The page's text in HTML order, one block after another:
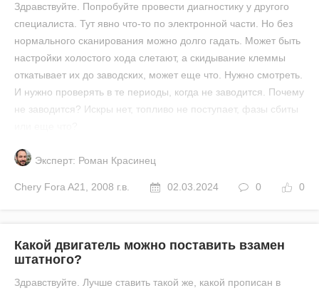
Здравствуйте. Попробуйте провести диагностику у другого
специалиста. Тут явно что-то по электронной части. Но без
нормального сканирования можно долго гадать. Может быть
настройки холостого хода слетают, а скидывание клеммы
откатывает их до заводских, может еще что. Нужно смотреть.
И нужно проверять в те периоды, когда не заводится. Почему
не заводится? Искры нет, топливо не поступает, фазы сбиты
Эксперт: Роман Красинец
Chery Fora A21 2008 г.в. 02.03.2024 0 0
Какой двигатель можно поставить взамен
штатного?
Здравствуйте. Лучше ставить такой же, какой прописан в